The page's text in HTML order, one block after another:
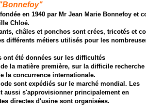
"
en 1940 par Mr Jean Marie Bonnefoy et
Chloé.
châles et ponchos sont crées, tricotés et
différents métiers utilisés pour les
ont été données sur les difficultés
la matière première, sur la difficile recherche
la concurrence internationale.
sont expédiés sur le marché mondial. Les
aussi s'approvisionner principalement en
directes d'usine sont organisées.